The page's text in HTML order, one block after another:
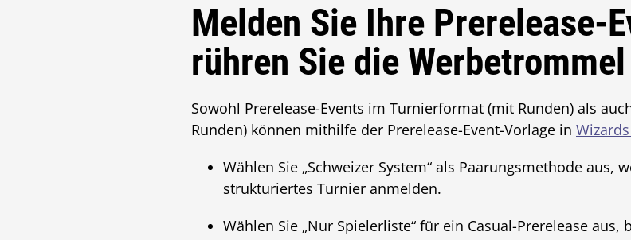
Melden Sie Ihre Prerelease-
rühren Sie die Werbetrommel
Sowohl Prerelease-Events im Turnierformat (mit Runden) als
Runden) können mithilfe der Prerelease-Event-Vorlage in
Wählen Sie „Schweizer System“ als Paarungsmethode aus,
strukturiertes Turnier anmelden.
Wählen Sie „Nur Spielerliste“ für ein Casual-Prerelease